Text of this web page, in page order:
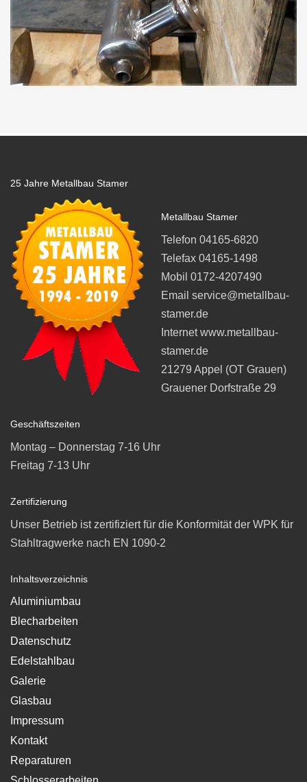
25 Jahre Metallbau Stamer
Metallbau Stamer
Telefon 04165-6820
Telefax 04165-1498
Mobil 0172-4207490
Email service@metallbau-
stamer.de
Internet www.metallbau-
stamer.de
21279 Appel (OT Grauen)
Grauener Dorfstraße 29
Geschäftszeiten
Montag – Donnerstag 7-16 Uhr
Freitag 7-13 Uhr
Zertifizierung
Unser Betrieb ist zertifiziert für die Konformität der WPK für
Stahltragwerke nach EN 1090-2
Inhaltsverzeichnis
Aluminiumbau
Blecharbeiten
Datenschutz
Edelstahlbau
Galerie
Glasbau
Impressum
Kontakt
Reparaturen